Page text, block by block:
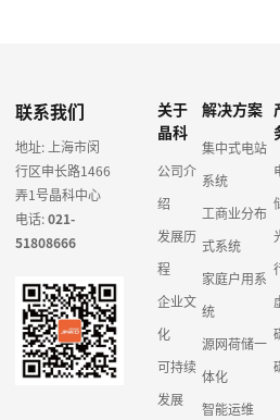
联系我们
地址: 上海市闵
行区申长路1466
弄1号晶科中心
电话:021-
51808666
关于
晶科
公司介
绍
发展历
程
企业文
化
可持续
发展
解决方案
集中式电站
系统
工商业分布
式系统
家庭户用系
统
源网荷储一
体化
智能运维